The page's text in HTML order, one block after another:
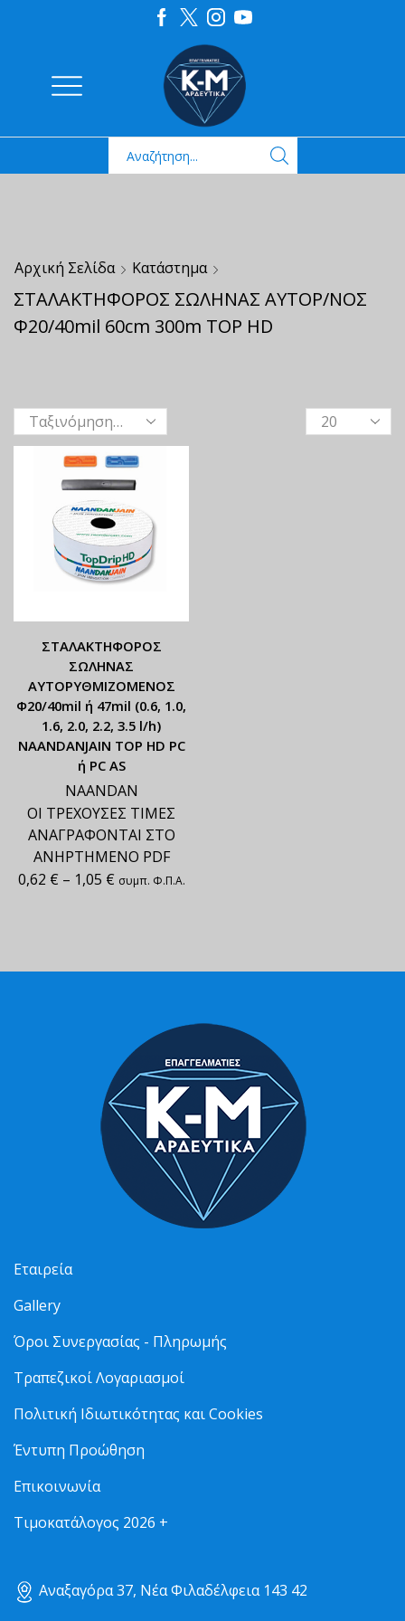
Αρχική Σελίδα Κατάστημα
ΣΤΑΛΑΚΤΗΦΟΡΟΣ ΣΩΛΗΝΑΣ ΑΥΤΟΡ/ΝΟΣ
Φ20/40mil 60cm 300m TOP HD
ΣΤΑΛΑΚΤΗΦΟΡΟΣ
ΣΩΛΗΝΑΣ
ΑΥΤΟΡΥΘΜΙΖΟΜΕΝΟΣ
Φ20/40mil ή 47mil (0.6, 1.0,
1.6, 2.0, 2.2, 3.5 l/h)
NAANDANJAIN TOP HD PC
ή PC AS
NAANDAN
ΟΙ ΤΡΕΧΟΥΣΕΣ ΤΙΜΕΣ
ΑΝΑΓΡΑΦΟΝΤΑΙ ΣΤΟ
ΑΝΗΡΤΗΜΕΝΟ PDF
0,62 € – 1,05 € συμπ. Φ.Π.Α.
Εταιρεία
Gallery
Όροι Συνεργασίας - Πληρωμής
Τραπεζικοί Λογαριασμοί
Πολιτική Ιδιωτικότητας και Cookies
Έντυπη Προώθηση
Επικοινωνία
Τιμοκατάλογος 2026 +
Αναξαγόρα 37, Νέα Φιλαδέλφεια 143 42